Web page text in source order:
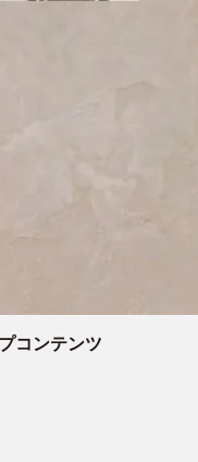
コンテンツ